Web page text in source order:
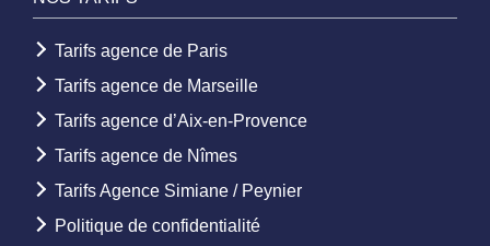
Tarifs agence de Paris
Tarifs agence de Marseille
Tarifs agence d’Aix-en-Provence
Tarifs agence de Nîmes
Tarifs Agence Simiane / Peynier
Politique de confidentialité